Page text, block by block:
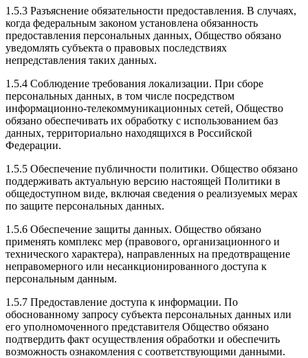
1.5.3 Разъяснение обязательности предоставления. В случаях,
когда федеральным законом установлена обязанность
предоставления персональных данных, Общество обязано
уведомлять субъекта о правовых последствиях
непредставления таких данных.
1.5.4 Соблюдение требования локализации. При сборе
персональных данных, в том числе посредством
информационно-телекоммуникационных сетей, Общество
обязано обеспечивать их обработку с использованием баз
данных, территориально находящихся в Российской
Федерации.
1.5.5 Обеспечение публичности политики. Общество обязано
поддерживать актуальную версию настоящей Политики в
общедоступном виде, включая сведения о реализуемых мерах
по защите персональных данных.
1.5.6 Обеспечение защиты данных. Общество обязано
применять комплекс мер (правового, организационного и
технического характера), направленных на предотвращение
неправомерного или несанкционированного доступа к
персональным данным.
1.5.7 Предоставление доступа к информации. По
обоснованному запросу субъекта персональных данных или
его уполномоченного представителя Общество обязано
подтвердить факт осуществления обработки и обеспечить
возможность ознакомления с соответствующими данными.